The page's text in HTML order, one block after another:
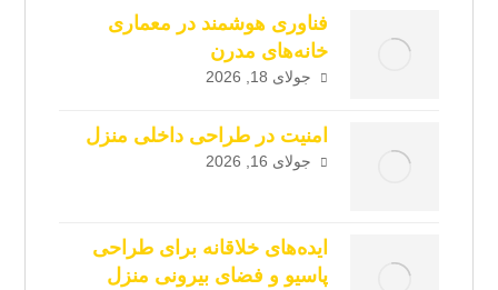
فناوری هوشمند در معماری
خانه‌های مدرن
جولای 18, 2026
امنیت در طراحی داخلی منزل
جولای 16, 2026
ایده‌های خلاقانه برای طراحی
پاسیو و فضای بیرونی منزل